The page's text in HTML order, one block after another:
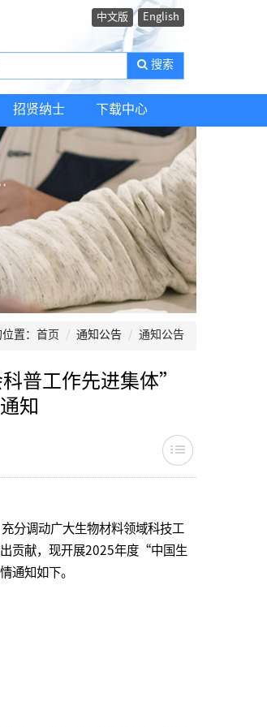
中文版 English
搜索
招贤纳士 下载中心
置： 首页 通知公告 通知公告
普工作先进集体”
知
分调动广大生物材料领域科技工
贡献，现开展2025年度“中国生
通知如下。